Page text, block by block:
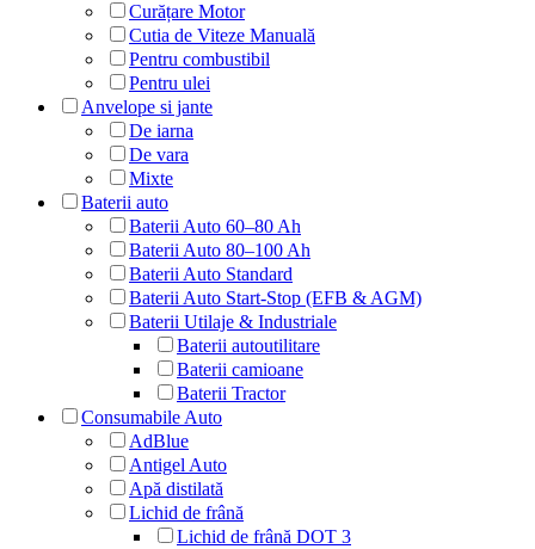
Curățare Motor
Cutia de Viteze Manuală
Pentru combustibil
Pentru ulei
Anvelope si jante
De iarna
De vara
Mixte
Baterii auto
Baterii Auto 60–80 Ah
Baterii Auto 80–100 Ah
Baterii Auto Standard
Baterii Auto Start-Stop (EFB & AGM)
Baterii Utilaje & Industriale
Baterii autoutilitare
Baterii camioane
Baterii Tractor
Consumabile Auto
AdBlue
Antigel Auto
Apă distilată
Lichid de frână
Lichid de frână DOT 3